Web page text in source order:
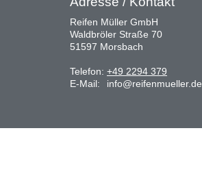
Reifen Müller GmbH
Waldbröler Straße 70
51597 Morsbach
Telefon: +49 2294 379
E-Mail:
info@reifenmueller.de